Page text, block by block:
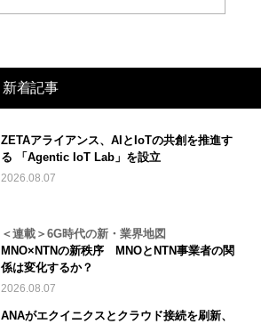
新着記事
ZETAアライアンス、AIとIoTの共創を推進す
る 「Agentic IoT Lab」を設立
2026.08.07
＜連載＞6G時代の新・業界地図
MNO×NTNの新秩序 MNOとNTN事業者の関
係は変化するか？
2026.08.07
ANAがエクイニクスとクラウド接続を刷新、